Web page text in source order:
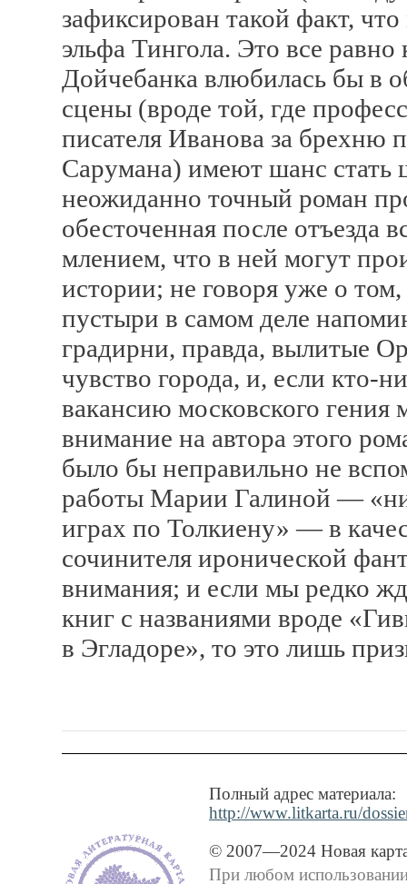
зафиксирован такой факт,
эльфа Тингола. Это все
Дойчебанка влюбилась бы в
сцены (вроде той, где
писателя Иванова за брехню
Сарумана) имеют шанс
неожиданно точный роман
обесточенная после отъезда
млением, что в ней могут
истории; не говоря уже о
пустыри в самом деле
градирни, правда, вылитые
чувство города, и, если кто-
вакансию московского гения
внимание на автора этого
было бы неправильно не
работы Марии Галиной —
играх по Толкиену» — в
сочинителя иронической
внимания; и если мы редко
книг с названиями вроде
в Эгладоре», то это лишь
Полный адрес материала:
http://www.litkarta.ru/
© 2007—2024 Новая
При любом использовании